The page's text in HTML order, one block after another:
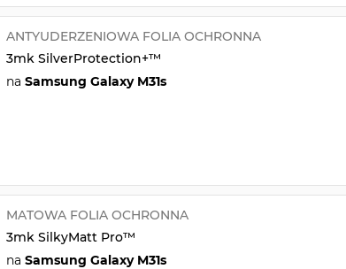
ANTYUDERZENIOWA FOLIA OCHRONNA
3mk SilverProtection+™
na Samsung Galaxy M31s
MATOWA FOLIA OCHRONNA
3mk SilkyMatt Pro™
na Samsung Galaxy M31s